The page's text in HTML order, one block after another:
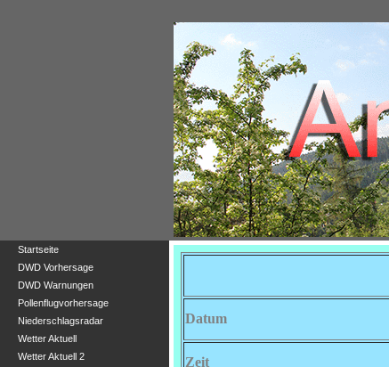
Startseite
DWD Vorhersage
DWD Warnungen
Pollenflugvorhersage
Niederschlagsradar
Wetter Aktuell
Wetter Aktuell 2